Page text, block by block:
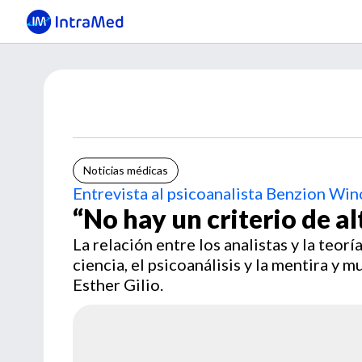
Noticias médicas
Entrevista al psicoanalista Benzion
“No hay un criterio de
La relación entre los analistas y la
ciencia, el psicoanálisis y la mentira y
Esther Gilio.